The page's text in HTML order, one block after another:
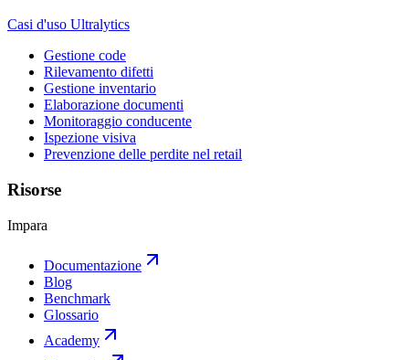
Casi d'uso Ultralytics
Gestione code
Rilevamento difetti
Gestione inventario
Elaborazione documenti
Monitoraggio conducente
Ispezione visiva
Prevenzione delle perdite nel retail
Risorse
Impara
Documentazione
Blog
Benchmark
Glossario
Academy